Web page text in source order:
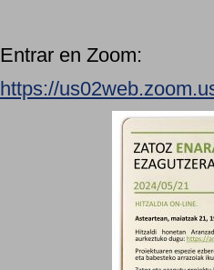
Entrar en Zoom:
https://